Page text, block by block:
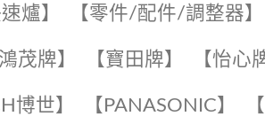
爐】 【零件/配件/調整器】
茂牌】 【寶田牌】 【怡心
博世】 ️【PANASONIC】️